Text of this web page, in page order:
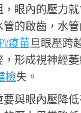
眼內的壓力
管的啟齒，水
疫苗旦眼壓跨
形成視神經
檢失。
要與眼內壓降